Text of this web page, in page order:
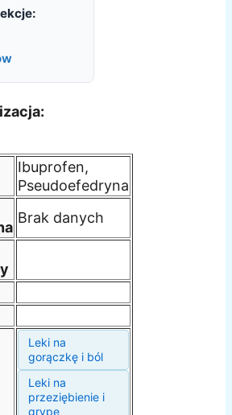
Ibuprofen,
Pseudoefedryna
Brak danych
Leki na
gorączkę i ból
Leki na
przeziębienie i
grypę